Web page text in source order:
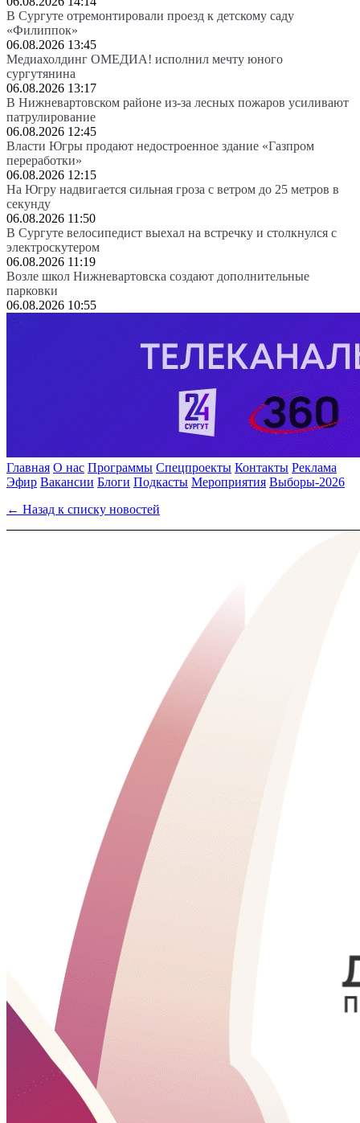
В Сургуте отремонтировали проезд к детскому саду
«Филиппок»
06.08.2026 13:45
Медиахолдинг ОМЕДИА! исполнил мечту юного
сургутянина
06.08.2026 13:17
В Нижневартовском районе из-за лесных пожаров усиливают
патрулирование
06.08.2026 12:45
Власти Югры продают недостроенное здание «Газпром
переработки»
06.08.2026 12:15
На Югру надвигается сильная гроза с ветром до 25 метров в
секунду
06.08.2026 11:50
В Сургуте велосипедист выехал на встречку и столкнулся с
электроскутером
06.08.2026 11:19
Возле школ Нижневартовска создают дополнительные
парковки
06.08.2026 10:55
Главная О нас Программы Спецпроекты Контакты Реклама
Эфир Вакансии Блоги Подкасты Мероприятия Выборы-2026
← Назад к списку новостей